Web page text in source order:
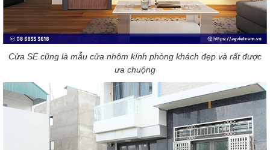
Cửa SE cũng là mẫu cửa nhôm kính phòng khách đẹp và rất được
ưa chuộng